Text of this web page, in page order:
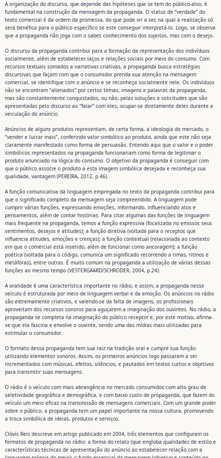
A organização do discurso, que depende das hipóteses que se tem do público-alvo, é
fundamental na construção da mensagem da propaganda. O status de “verdade” do
texto comercial é da ordem da promessa, do que pode vir a ser, na qual a realização só
será benéfica para o público específico se este conseguir interpretá-lo. Logo, se observa
que a propaganda não joga com o saber, conhecimento dos sujeitos, mas com o desejo.
O discurso da propaganda contribui para a formação da representação dos indivíduos
socialmente, além de estabelecer laços e relações sociais por meio do consumo. Com
recursos textuais somados a narrativas criativas, a propaganda busca estratégias
discursivas que façam com que o consumidor prenda sua atenção na mensagem
comercial, se identifique com o anúncio e se reconheça socialmente nele. Os indivíduos
não se encontram “alienados” por certos temas, imagens e palavras da propaganda,
mas são constantemente conquistados, ou não, pelas soluções e solicitudes que são
apresentadas pelo discurso ao “falar” com eles, ocupar-se diretamente deles durante a
veiculação do anúncio.
Anúncios de alguns produtos representam, de certa forma, a ideologia do mercado, o
“vender e lucrar mais”, conferindo valor simbólico ao produto, ainda que este não seja
claramente manifestado como forma de persuasão. Entendo aqui que o valor e o poder
simbólicos representados na propaganda funcionariam como forma de legitimar o
produto anunciado na lógica do consumo. O objetivo da propaganda é conseguir com
que o público associe o produto a esta imagem simbólica desejada e reconheça sua
qualidade, vantagem (PEREIRA, 2012, p.46).
A função comunicativa da linguagem empregada no texto da propaganda contribui para
que o significado completo da mensagem seja compreendido. A linguagem pode
cumprir várias funções, expressando emoções, informando, influenciando atos e
pensamentos, além de contar histórias. Para citar algumas das funções de linguagem
mais frequente na propaganda, temos a função expressiva (focalizada no emissor, seus
sentimentos, desejos e atitudes); a função diretiva (voltada para o receptor, que
influencia atitudes, emoções e crenças); a função contextual (relacionada ao contexto
em que o comercial está inserido, além de funcionar como ancoragem); a função
poética (voltada para o código, comunica um significado recorrendo a rimas, ritmos e
metáforas), entre outras. É muito comum na propaganda a utilização de várias dessas
funções ao mesmo tempo (VESTERGAARD/SCHRODER, 2004, p.24).
A oralidade é uma característica importante no rádio, e assim, a propaganda nesse
veículo é estruturada por meio de linguagem verbal e da emoção. Os anúncios no rádio
são extremamente criativos, e valendo-se da falta de imagens, os profissionais
aproveitam dos recursos sonoros para aguçarem a imaginação dos ouvintes. No rádio, a
propaganda se completa na imaginação do público receptor e, por este motivo, afirma-
se que ela fascina e envolve o ouvinte, sendo uma das mídias mais utilizadas para
estimular o consumidor.
O formato dessa propaganda tem sua raiz na tradição oral e cumpre sua função
utilizando elementos sonoros. Assim, os primeiros anúncios logo passaram a ser
incrementados com músicas, efeitos, silêncios, e pautados em textos curtos e objetivos
para transmitir suas mensagens.
O rádio é o veículo com mais abrangência no mercado consumidor, com alto grau de
seletividade geográfica e demográfica, e com baixo custo de propaganda, que fazem do
veículo um meio eficaz na transmissão de mensagens comerciais. Com um grande poder
sobre o público, a propaganda tem um papel importante na nossa cultura, promovendo
a troca simbólica de ideias, produtos e serviços.
Clóvis Reis descreve em artigo publicado em 2004, três elementos que configuram os
formatos de propaganda no rádio: a forma do relato (que engloba qualidades de estilo e
características técnicas de apresentação do anúncio ao estabelecer relação com a